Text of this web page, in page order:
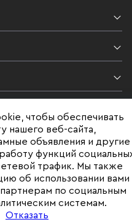
в т.ч. стоимости объектов,
чтобы обеспечивать
нашего веб-сайта,
объявления и другие
функций
трафик. Мы также
об использовании вами
по социальным
системам.
Отказать